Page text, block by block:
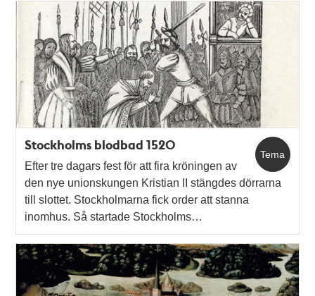
Tema
Stockholms blodbad 1520
Efter tre dagars fest för att fira kröningen av
den nye unionskungen Kristian II stängdes dörrarna
till slottet. Stockholmarna fick order att stanna
inomhus. Så startade Stockholms…